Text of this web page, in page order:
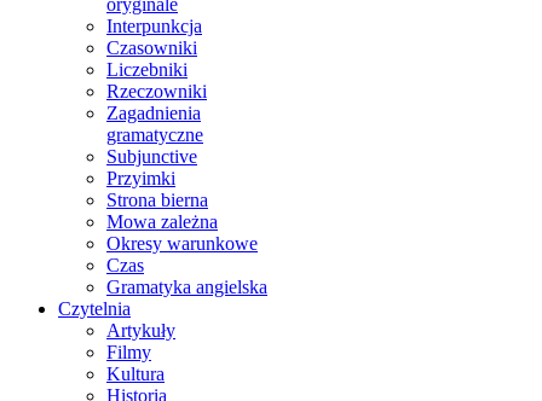
oryginale
Interpunkcja
Czasowniki
Liczebniki
Rzeczowniki
Zagadnienia
gramatyczne
Subjunctive
Przyimki
Strona bierna
Mowa zależna
Okresy warunkowe
Czas
Gramatyka angielska
Czytelnia
Artykuły
Filmy
Kultura
Historia